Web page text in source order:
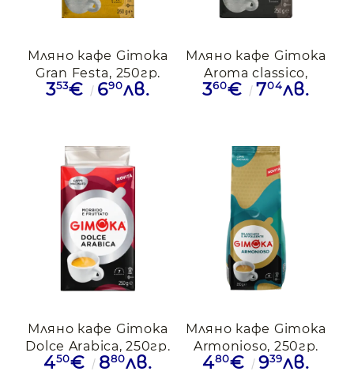
Мляно кафе Gimoka
Gran Festa, 250гр.
353€ 690лв.
Мляно кафе Gimoka
Aroma classico,
250гр.
360€ 704лв.
Мляно кафе Gimoka
Dolce Arabica, 250гр.
450€ 880лв.
Мляно кафе Gimoka
Armonioso, 250гр.
480€ 939лв.